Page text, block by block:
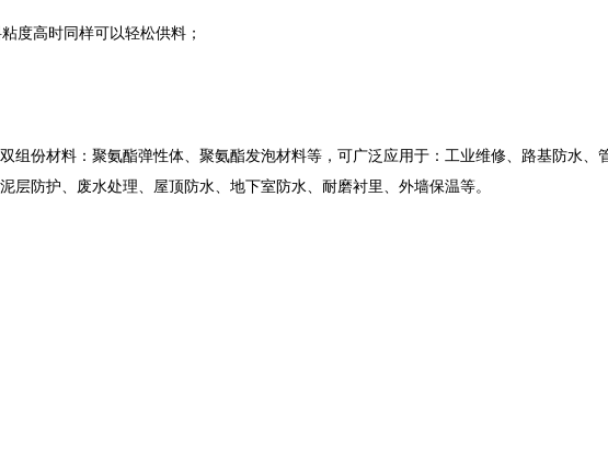
高时同样可以轻松供料；
份材料：聚氨酯弹性体、聚氨酯发泡材料等，可广泛应用于：工业维修、路基防水、
层防护、废水处理、屋顶防水、地下室防水、耐磨衬里、外墙保温等。